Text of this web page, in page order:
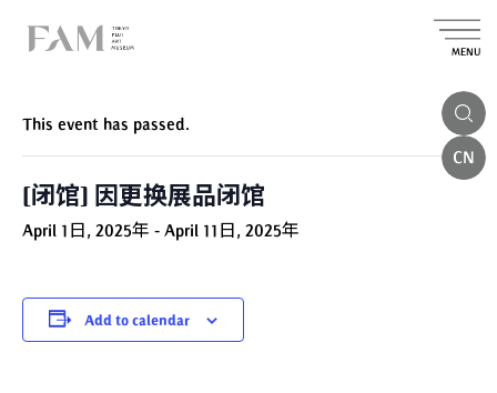
MENU
CN
This event has passed.
[闭馆] 因更换展品闭馆
April 1日, 2025年 - April 11日, 2025年
Add to calendar